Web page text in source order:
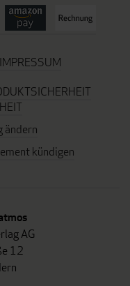
IMPRESSUM
ändern
kündigen
AG
12